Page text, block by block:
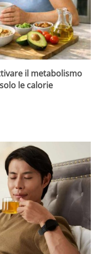
il metabolismo
le calorie